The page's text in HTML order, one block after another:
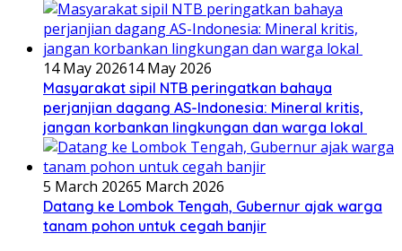
14 May 202614 May 2026
Masyarakat sipil NTB peringatkan bahaya
perjanjian dagang AS-Indonesia: Mineral kritis,
jangan korbankan lingkungan dan warga lokal
5 March 20265 March 2026
Datang ke Lombok Tengah, Gubernur ajak warga
tanam pohon untuk cegah banjir